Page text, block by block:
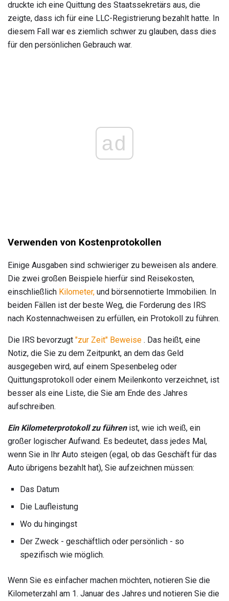
druckte ich eine Quittung des Staatssekretärs aus, die
zeigte, dass ich für eine LLC-Registrierung bezahlt hatte. In
diesem Fall war es ziemlich schwer zu glauben, dass dies
für den persönlichen Gebrauch war.
ad
Verwenden von Kostenprotokollen
Einige Ausgaben sind schwieriger zu beweisen als andere.
Die zwei großen Beispiele hierfür sind Reisekosten,
einschließlich Kilometer, und börsennotierte Immobilien. In
beiden Fällen ist der beste Weg, die Forderung des IRS
nach Kostennachweisen zu erfüllen, ein Protokoll zu führen.
Die IRS bevorzugt "zur Zeit" Beweise . Das heißt, eine
Notiz, die Sie zu dem Zeitpunkt, an dem das Geld
ausgegeben wird, auf einem Spesenbeleg oder
Quittungsprotokoll oder einem Meilenkonto verzeichnet, ist
besser als eine Liste, die Sie am Ende des Jahres
aufschreiben.
Ein Kilometerprotokoll zu führenist, wie ich weiß, ein
großer logischer Aufwand. Es bedeutet, dass jedes Mal,
wenn Sie in Ihr Auto steigen (egal, ob das Geschäft für das
Auto übrigens bezahlt hat), Sie aufzeichnen müssen:
Das Datum
Die Laufleistung
Wo du hingingst
Der Zweck - geschäftlich oder persönlich - so
spezifisch wie möglich.
Wenn Sie es einfacher machen möchten, notieren Sie die
Kilometerzahl am 1. Januar des Jahres und notieren Sie die